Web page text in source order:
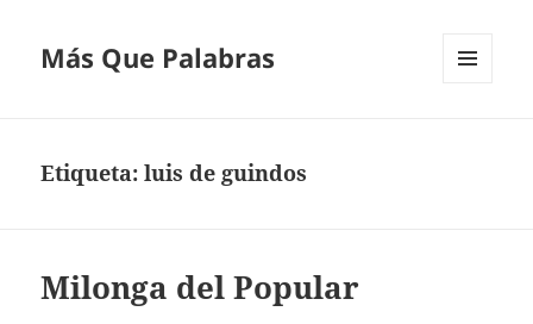
Más Que Palabras
Etiqueta:luis de guindos
Milonga del Popular